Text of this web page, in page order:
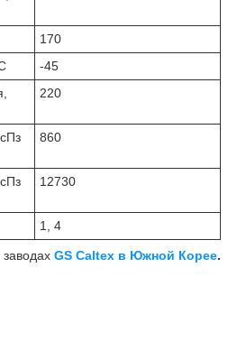
170
-45
220
860
12730
1, 4
GS Caltex в Южной Корее.